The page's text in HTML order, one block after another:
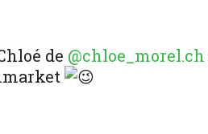
de @chloe_morel.ch